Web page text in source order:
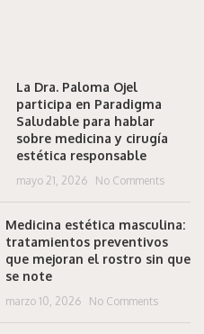
La Dra. Paloma Ojel
participa en Paradigma
Saludable para hablar
sobre medicina y cirugía
estética responsable
mayo 21, 2026 No Comments
Medicina estética masculina:
tratamientos preventivos
que mejoran el rostro sin que
se note
marzo 10, 2026 No Comments